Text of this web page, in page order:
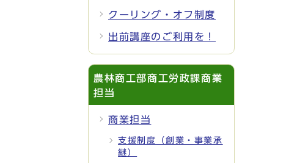
クーリング・オフ制度
出前講座のご利用を！
農林商工部商工労政課商業
担当
商業担当
支援制度（創業・事業承
継）